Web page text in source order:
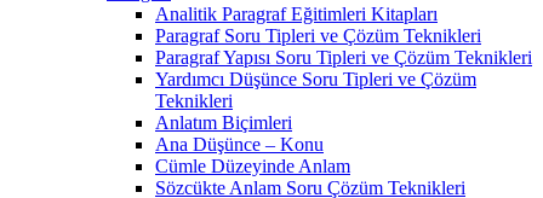
Analitik Paragraf Eğitimleri Kitapları
Paragraf Soru Tipleri ve Çözüm Teknikleri
Paragraf Yapısı Soru Tipleri ve Çözüm Teknikleri
Yardımcı Düşünce Soru Tipleri ve Çözüm
Teknikleri
Anlatım Biçimleri
Ana Düşünce – Konu
Cümle Düzeyinde Anlam
Sözcükte Anlam Soru Çözüm Teknikleri